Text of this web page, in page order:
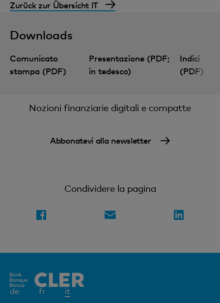
Zurück zur Übersicht IT
Downloads
Comunicato
stampa (PDF)
Presentazione (PDF;
in tedesco)
Indici
(PDF)
Nozioni finanziarie digitali e compatte
Abbonatevi alla newsletter
Condividere la pagina
de fr itElemento